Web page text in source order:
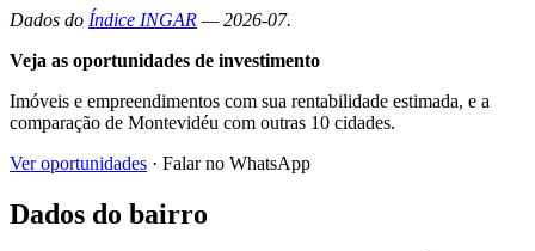
Dados do Índice INGAR — 2026-07.
Veja as oportunidades de investimento
Imóveis e empreendimentos com sua rentabilidade estimada, e a
comparação de Montevidéu com outras 10 cidades.
Ver oportunidades · Falar no WhatsApp
Dados do bairro